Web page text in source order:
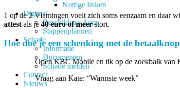
Nuttige linken
Digitaal
Beschikbare Apps
Stappenplannen
Schade
Informatie
Documenten
Schade melden
Contact
Nieuws
1 op de 2 Vlamingen voelt zich soms eenzaam en daar
attest als je 40 euro of meerstort.
Hoe doe je een schenking met de
Open KBC Mobile en tik op de zoekbalk van
Vraag aan Kate: “Warmste week”